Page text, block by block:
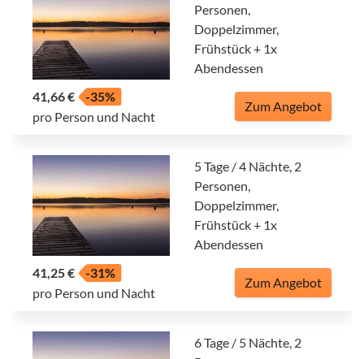
Personen,
Doppelzimmer,
Frühstück + 1x
Abendessen
41,66 €
-35%
pro Person und Nacht
Zum Angebot
5 Tage / 4 Nächte, 2
Personen,
Doppelzimmer,
Frühstück + 1x
Abendessen
41,25 €
-31%
pro Person und Nacht
Zum Angebot
6 Tage / 5 Nächte, 2